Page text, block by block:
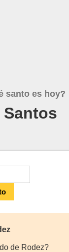
santo es hoy?
Santos
de Rodez?